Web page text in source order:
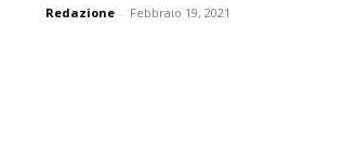
Redazione - Febbraio 19, 2021